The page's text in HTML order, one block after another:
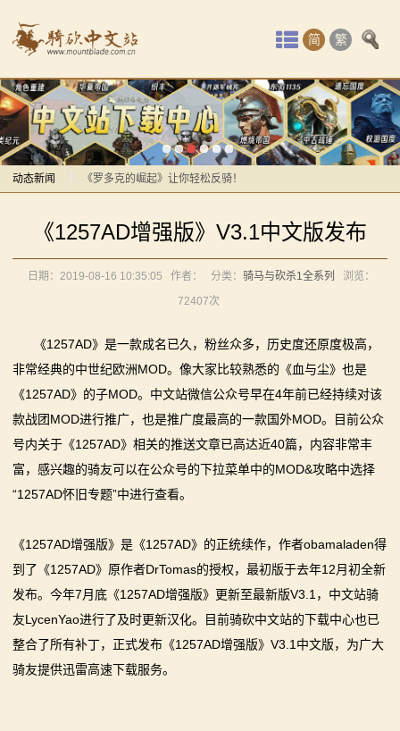
简 繁
动态新闻
感谢你们，与我们一起缅怀ipek
【MOD精选】方旗直接原地坐牢！我的罗多克回来啦！
《罗多克的崛起》让你轻松反骑！
【MOD推荐】熟悉的玩法，不一样的体验！《那落迦之
境：涅槃歌》全新内容重构更新！
【MOD精选】古典时代大舞台！有兵有将你就来！《公
元275年前的战帆》带你领略历史的厚重！
【MOD精选】和几十号兄弟开黑攻城！《一起霸主》让
你告别单人模式！
【MOD精选】别人砍杀打仗，我在朝堂玩派系博弈！
《内战》让骑友体验被领主起兵逼宫！
【MOD精选】告别流浪征战，亲手打造你的营地！《建
骑砍2《战帆》v1.2.7与本体v1.4.7正式版更新日志
【MOD精选】方旗直接原地坐牢！我的罗多克回来啦！
《罗多克的崛起》让你轻松反骑！
境：涅槃歌》全新内容重构更新！
【MOD精选】重生之我在卡拉迪亚当剑修！《修仙·飞
剑》让骑砍2变修真界！
【MOD精选】古典时代大舞台！有兵有将你就来！《公
元275年前的战帆》带你领略历史的厚重！
【MOD精选】和几十号兄弟开黑攻城！《一起霸主》让
你告别单人模式！
《内战》让骑友体验被领主起兵逼宫！
《1257AD增强版》V3.1中文版发布
日期：2019-08-16 10:35:05 作者： 分类： 骑马与砍杀1全系列
浏览：
72407次
《1257AD》是一款成名已久，粉丝众多，历史度还原度极高，
非常经典的中世纪欧洲MOD。像大家比较熟悉的《血与尘》也是
《1257AD》的子MOD。中文站微信公众号早在4年前已经持续对该
款战团MOD进行推广，也是推广度最高的一款国外MOD。目前公众
号内关于《1257AD》相关的推送文章已高达近40篇，内容非常丰
富，感兴趣的骑友可以在公众号的下拉菜单中的MOD&攻略中选择
“1257AD怀旧专题”中进行查看。
《1257AD增强版》是《1257AD》的正统续作，作者obamaladen得
到了《1257AD》原作者DrTomas的授权，最初版于去年12月初全新
发布。今年7月底《1257AD增强版》更新至最新版V3.1，中文站骑
友LycenYao进行了及时更新汉化。目前骑砍中文站的下载中心也已
整合了所有补丁，正式发布《1257AD增强版》V3.1中文版，为广大
骑友提供迅雷高速下载服务。
最
新
2：